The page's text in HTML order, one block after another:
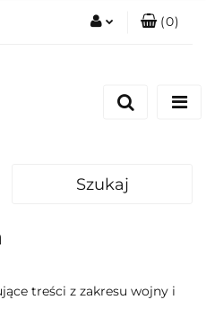
(0)
Szukaj
treści z zakresu wojny i